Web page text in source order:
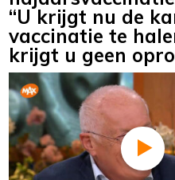
“U krijgt nu de
vaccinatie te
krijgt u geen